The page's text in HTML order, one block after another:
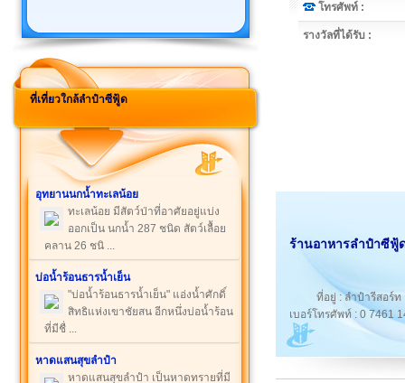
ที่เที่ยวใกล้ลำปำซีฟู้ด
อุทยานนกน้ำทะเลน้อย
ทะเลน้อย มีสัตว์ป่าที่อาศัยอยู่แบ่ง
ออกเป็น นกน้ำ 287 ชนิด สัตว์เลื้อย
คลาน 26 ชนิ ...
บ่อน้ำร้อนธารน้ำเย็น
"บ่อน้ำร้อนธารน้ำเย็น" แอ่งน้ำศักดิ์
สิทธิแห่งเขาชัยสน อีกหนึ่งบ่อน้ำร้อน
ที่มีชื่ ...
หาดแสนสุขลำปำ
หาดแสนสุขลำปำ เป็นหาดทรายที่มี
โทรศัพท์ :
รางวัลที่ได้รับ :
ร้านอาหารลำปำซีฟู้
ที่อยู่ : ลำปำรีสอร์
เบอร์โทรศัพท์ : 0 7461